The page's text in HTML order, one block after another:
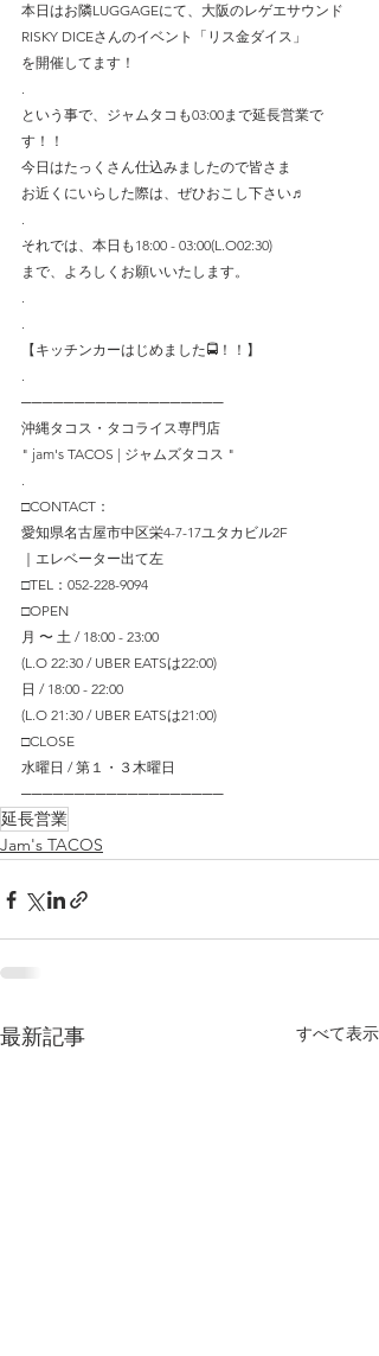
本日はお隣LUGGAGEにて、大阪のレゲエサウンド
RISKY DICEさんのイベント「リス金ダイス」
を開催してます！
.
という事で、ジャムタコも03:00まで延長営業で
す！！
今日はたっくさん仕込みましたので皆さま
お近くにいらした際は、ぜひおこし下さい♬
.
それでは、本日も18:00 - 03:00(L.O02:30)
まで、よろしくお願いいたします。
.
.
【キッチンカーはじめました🚍！！】
.
───────────────────
沖縄タコス・タコライス専門店
" jam's TACOS | ジャムズタコス "
.
□CONTACT：
愛知県名古屋市中区栄4-7-17ユタカビル2F
｜エレベーター出て左
□TEL：052-228-9094
□OPEN
月 〜 土 / 18:00 - 23:00
(L.O 22:30 / UBER EATSは22:00)
日 / 18:00 - 22:00
(L.O 21:30 / UBER EATSは21:00)
□CLOSE
水曜日 / 第１・３木曜日
───────────────────
延長営業
Jam's TACOS
最新記事 すべて表示